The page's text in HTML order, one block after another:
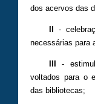
dos acervos das
-
necessárias para
-
voltados para o
das bibliotecas;